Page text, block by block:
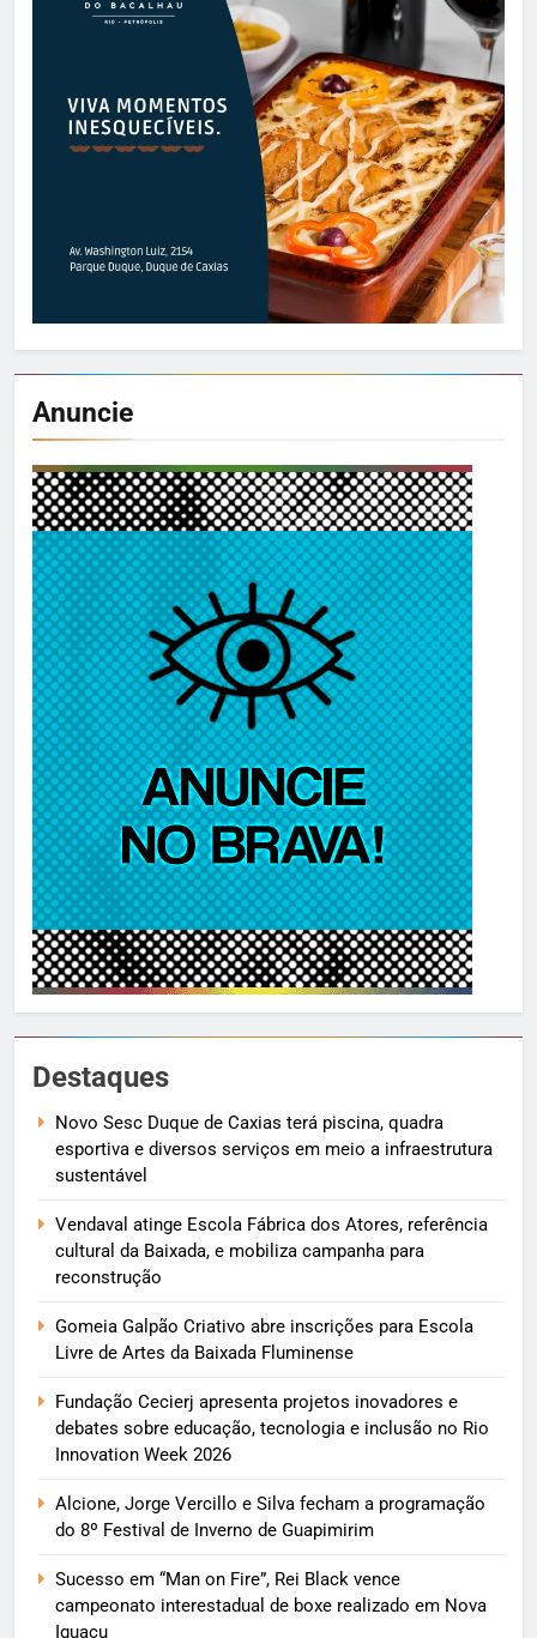
Anuncie
Destaques
Novo Sesc Duque de Caxias terá piscina, quadra
esportiva e diversos serviços em meio a infraestrutura
sustentável
Vendaval atinge Escola Fábrica dos Atores, referência
cultural da Baixada, e mobiliza campanha para
reconstrução
Gomeia Galpão Criativo abre inscrições para Escola
Livre de Artes da Baixada Fluminense
Fundação Cecierj apresenta projetos inovadores e
debates sobre educação, tecnologia e inclusão no Rio
Innovation Week 2026
Alcione, Jorge Vercillo e Silva fecham a programação
do 8º Festival de Inverno de Guapimirim
Sucesso em “Man on Fire”, Rei Black vence
campeonato interestadual de boxe realizado em Nova
Iguaçu